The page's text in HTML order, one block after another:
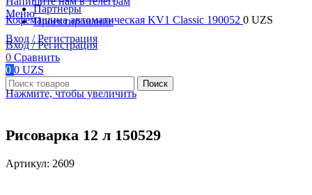
Меню
Вход / Регистрация
Партнеры
Проектирование
Вход / Регистрация
0 Сравнить
0 0 UZS
Поиск
Кофемашина автоматическая KV1 Classic 190052 0 UZS
Нажмите, чтобы увеличить
Рисоварка 12 л 150529
Артикул: 2609